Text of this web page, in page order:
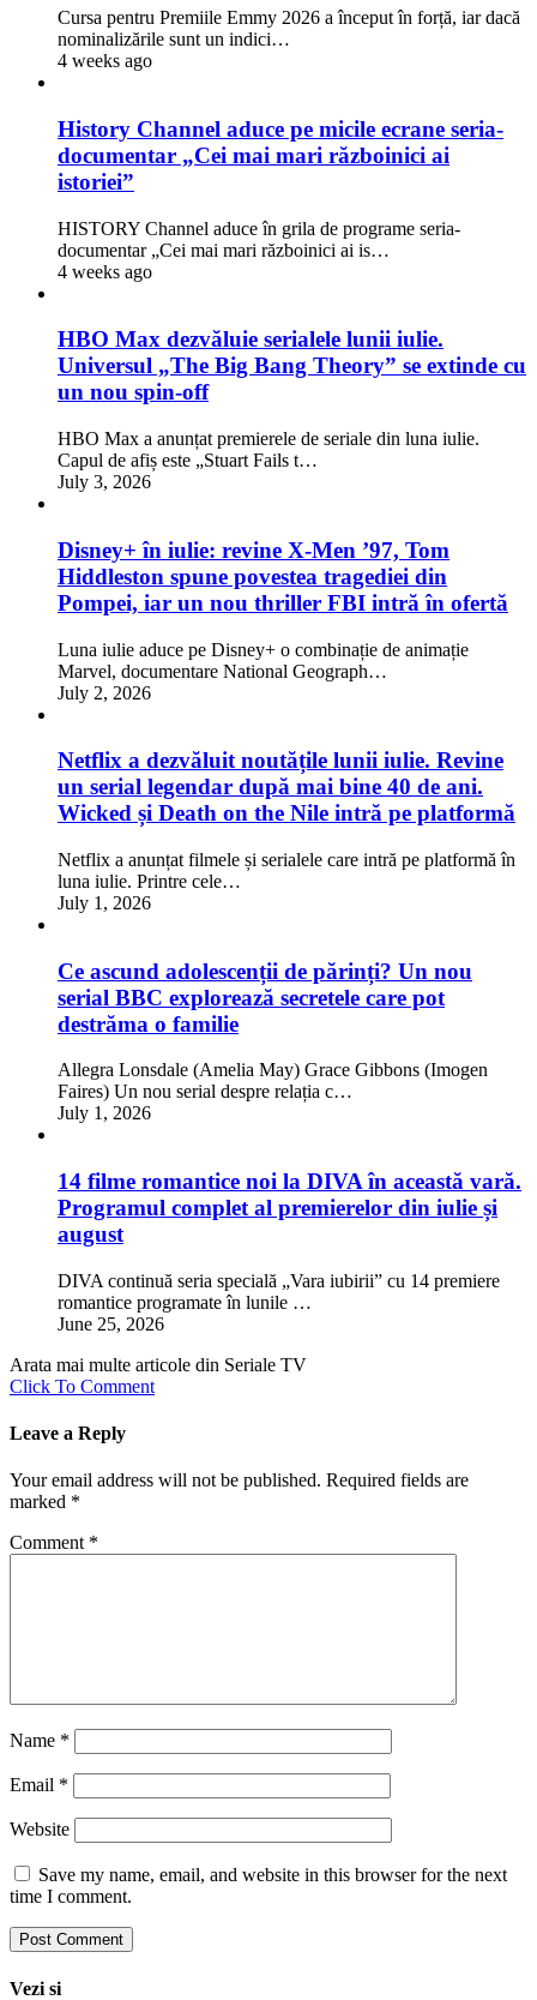
Cursa pentru Premiile Emmy 2026 a început în forță, iar dacă
nominalizările sunt un indici…
4 weeks ago
History Channel aduce pe micile ecrane seria-
documentar „Cei mai mari războinici ai
istoriei”
HISTORY Channel aduce în grila de programe seria-
documentar „Cei mai mari războinici ai is…
4 weeks ago
HBO Max dezvăluie serialele lunii iulie.
Universul „The Big Bang Theory” se extinde cu
un nou spin-off
HBO Max a anunțat premierele de seriale din luna iulie.
Capul de afiș este „Stuart Fails t…
July 3, 2026
Disney+ în iulie: revine X-Men ’97, Tom
Hiddleston spune povestea tragediei din
Pompei, iar un nou thriller FBI intră în ofertă
Luna iulie aduce pe Disney+ o combinație de animație
Marvel, documentare National Geograph…
July 2, 2026
Netflix a dezvăluit noutățile lunii iulie. Revine
un serial legendar după mai bine 40 de ani.
Wicked și Death on the Nile intră pe platformă
Netflix a anunțat filmele și serialele care intră pe platformă în
luna iulie. Printre cele…
July 1, 2026
Ce ascund adolescenții de părinți? Un nou
serial BBC explorează secretele care pot
destrăma o familie
Allegra Lonsdale (Amelia May) Grace Gibbons (Imogen
Faires) Un nou serial despre relația c…
July 1, 2026
14 filme romantice noi la DIVA în această vară.
Programul complet al premierelor din iulie și
august
DIVA continuă seria specială „Vara iubirii” cu 14 premiere
romantice programate în lunile …
June 25, 2026
Arata mai multe articole din Seriale TV
Click To Comment
Leave a Reply
Your email address will not be published. Required fields are
marked *
Comment *
Name *
Email *
Website
Save my name, email, and website in this browser for the next
time I comment.
Vezi si